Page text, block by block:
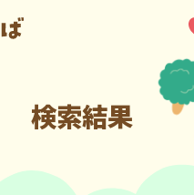
検索結果